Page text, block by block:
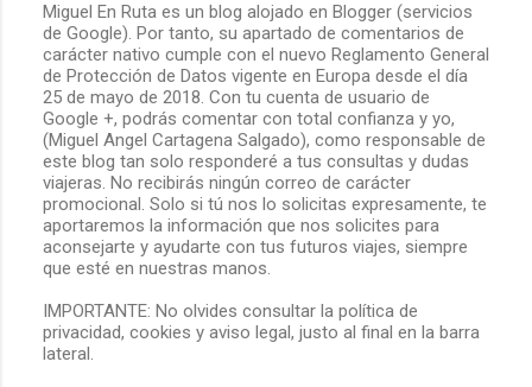
P
u
b
l
i
c
a
r
u
n
c
o
e
n
t
Miguel En Ruta es un blog alojado en Blogger (servicios
de Google). Por tanto, su apartado de comentarios de
carácter nativo cumple con el nuevo Reglamento General
de Protección de Datos vigente en Europa desde el día
25 de mayo de 2018. Con tu cuenta de usuario de
Google +, podrás comentar con total confianza y yo,
(Miguel Angel Cartagena Salgado), como responsable de
este blog tan solo responderé a tus consultas y dudas
viajeras. No recibirás ningún correo de carácter
promocional. Solo si tú nos lo solicitas expresamente, te
aportaremos la información que nos solicites para
aconsejarte y ayudarte con tus futuros viajes, siempre
que esté en nuestras manos.
IMPORTANTE: No olvides consultar la política de
privacidad, cookies y aviso legal, justo al final en la barra
lateral.